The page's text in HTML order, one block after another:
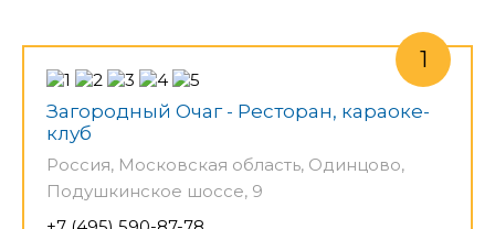
Загородный Очаг - Ресторан, караоке-
клуб
Россия, Московская область, Одинцово,
Подушкинское шоссе, 9